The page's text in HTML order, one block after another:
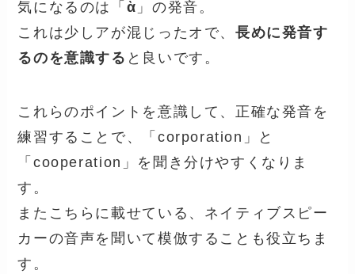
気になるのは「 ὰ 」の発音。
これは少しアが混じったオで、 長めに発音す
るのを意識する と良いです。
これらのポイントを意識して、正確な発音を
練習することで、「corporation」と
「cooperation」を聞き分けやすくなりま
す。
またこちらに載せている、ネイティブスピー
カーの音声を聞いて模倣することも役立ちま
す。